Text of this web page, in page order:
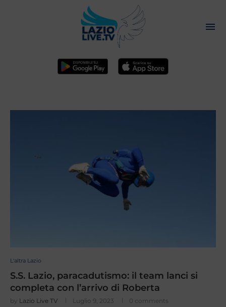
L'altra Lazio
S.S. Lazio, paracadutismo: il team lanci si
completa con l’arrivo di Roberta
by Lazio Live TV Luglio 9, 2023
0 comments